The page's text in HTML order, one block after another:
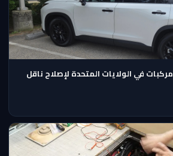
تويوتا تستدعي 5,408 مركبات في الولايات المتحدة لإصلاح ناقل